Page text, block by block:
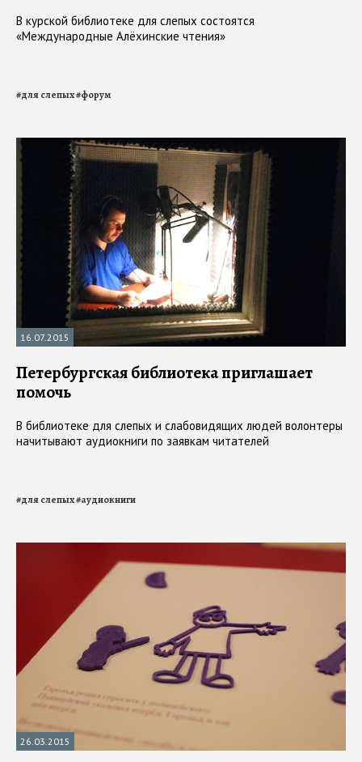
В курской библиотеке для слепых состоятся
«Международные Алёхинские чтения»
#для слепых#форум
16.07.2015
Петербургская библиотека приглашает
помочь
В библиотеке для слепых и слабовидящих людей волонтеры
начитывают аудиокниги по заявкам читателей
#для слепых#аудиокниги
26.03.2015